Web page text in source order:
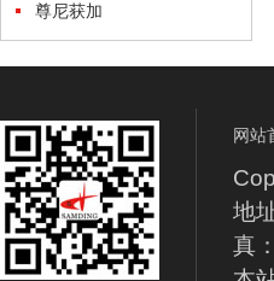
尊尼获加
网站
地
真